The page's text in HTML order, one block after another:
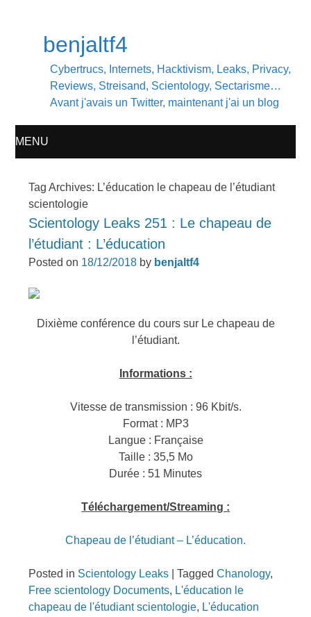
benjaltf4
Cybertrucs, Internets, Hacktivism, Leaks, Privacy,
Reviews, Streisand, Scientology, Sectarisme…
Avant j'avais un Twitter, maintenant j'ai un blog
MENU
TO
CONTENT
Tag Archives: L’éducation le chapeau de l’étudiant
scientologie
Scientology Leaks 251 : Le chapeau de
l’étudiant : L’éducation
Posted on 18/12/2018 by benjaltf4
Dixième conférence du cours sur Le chapeau de
l’étudiant.
Informations :
Vitesse de transmission : 96 Kbit/s.
Format : MP3
Langue : Française
Taille : 35,5 Mo
Durée : 51 Minutes
Téléchargement/Streaming :
Chapeau de l’étudiant – L’éducation.
Posted in Scientology Leaks |TaggedChanology,
Free scientology Documents, L'éducation le
chapeau de l'étudiant scientologie, L'éducation